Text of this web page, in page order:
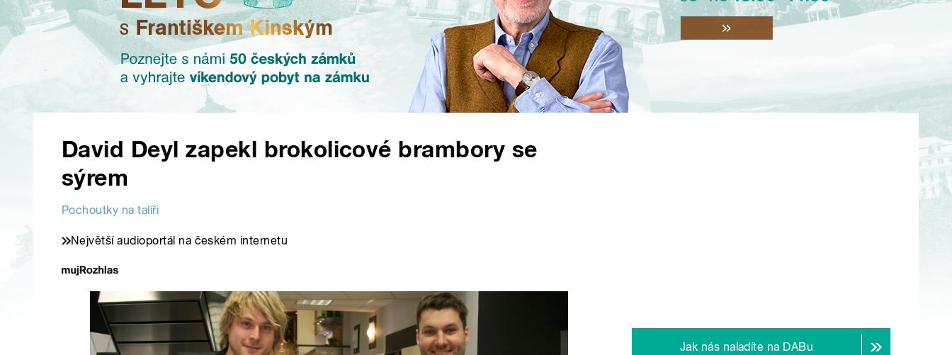
David Deyl zapekl brokolicové brambory se
sýrem
Pochoutky na talíři
Největší audioportál na českém internetu
Jak nás naladíte na DABu